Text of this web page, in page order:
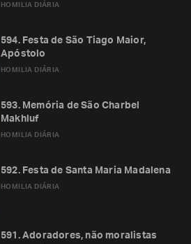
HOMILIA DIÁRIA
HOMILIA DIÁRIA
594. Festa de São Tiago Maior,
Apóstolo
HOMILIA DIÁRIA
593. Memória de São Charbel
Makhluf
HOMILIA DIÁRIA
592. Festa de Santa Maria Madalena
591. Adoradores, não moralistas